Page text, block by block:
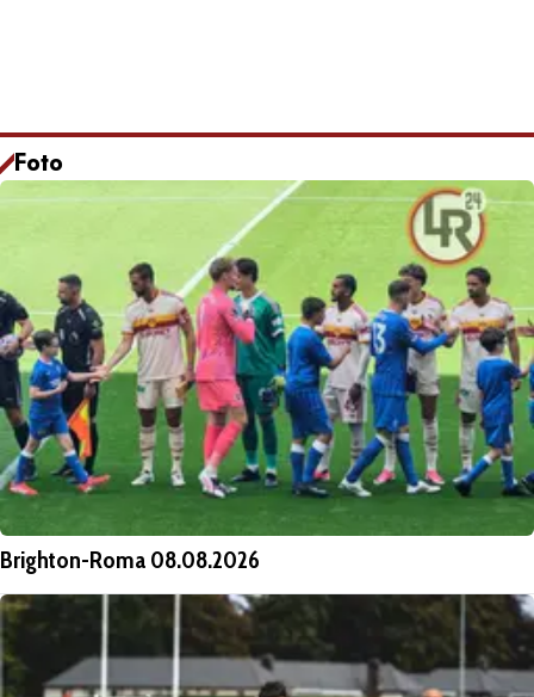
Foto
Brighton-Roma 08.08.2026